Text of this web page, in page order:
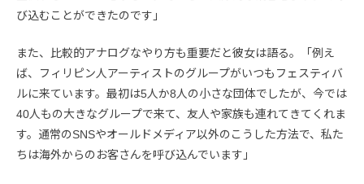
び込むことができたのです」
また、比較的アナログなやり方も重要だと彼女は語る。「例え
ば、フィリピン人アーティストのグループがいつもフェスティバ
ルに来ています。最初は5人か8人の小さな団体でしたが、今では
40人もの大きなグループで来て、友人や家族も連れてきてくれま
す。通常のSNSやオールドメディア以外のこうした方法で、私た
ちは海外からのお客さんを呼び込んでいます」